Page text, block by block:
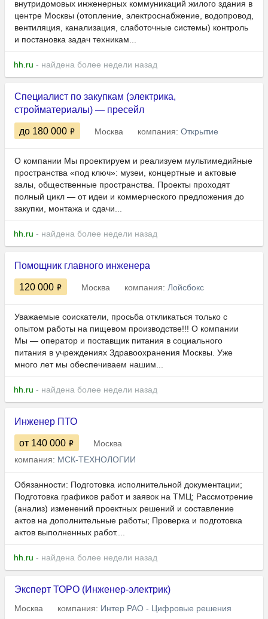
внутридомовых инженерных коммуникаций жилого здания в
центре Москвы (отопление, электроснабжение, водопровод,
вентиляция, канализация, слаботочные системы) контроль
и постановка задач техникам...
hh.ru - найдена более недели назад
Специалист по закупкам (электрика,
стройматериалы) — пресейл
до 180 000 Москва компания: Открытие
О компании Мы проектируем и реализуем мультимедийные
пространства «под ключ»: музеи, концертные и актовые
залы, общественные пространства. Проекты проходят
полный цикл — от идеи и коммерческого предложения до
закупки, монтажа и сдачи...
hh.ru - найдена более недели назад
Помощник главного инженера
120 000 Москва компания: Лойсбокс
Уважаемые соискатели, просьба откликаться только с
опытом работы на пищевом производстве!!! О компании
Мы — оператор и поставщик питания в социального
питания в учреждениях Здравоохранения Москвы. Уже
много лет мы обеспечиваем нашим...
hh.ru - найдена более недели назад
Инженер ПТО
от 140 000
Москва
компания: МСК-ТЕХНОЛОГИИ
Обязанности: Подготовка исполнительной документации;
Подготовка графиков работ и заявок на ТМЦ; Рассмотрение
(анализ) изменений проектных решений и составление
актов на дополнительные работы; Проверка и подготовка
актов выполненных работ....
hh.ru - найдена более недели назад
Эксперт ТОРО (Инженер-электрик)
Москва компания: Интер РАО - Цифровые решения